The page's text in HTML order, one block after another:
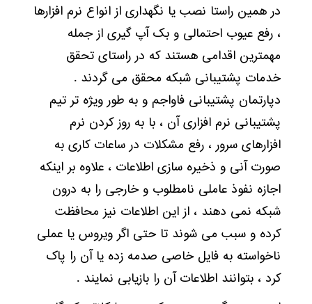
در همین راستا نصب یا نگهداری از انواع نرم افزارها
، رفع عیوب احتمالی و بک آپ گیری از جمله
مهمترین اقدامی هستند که در راستای تحقق
خدمات پشتیبانی شبکه محقق می گردند .
دپارتمان پشتیبانی فاواجم و به طور ویژه تر تیم
پشتیبانی نرم افزاری آن ، با به روز کردن نرم
افزارهای سرور ، رفع مشکلات در ساعات کاری به
صورت آنی و ذخیره سازی اطلاعات ، علاوه بر اینکه
اجازه نفوذ عاملی نامطلوب و خارجی را به درون
شبکه نمی دهند ، از این اطلاعات نیز محافظت
کرده و سبب می شوند تا حتی اگر ویروس یا عملی
ناخواسته به فایل خاصی صدمه زده یا آن را پاک
کرد ، بتوانند اطلاعات آن را بازیابی نمایند .